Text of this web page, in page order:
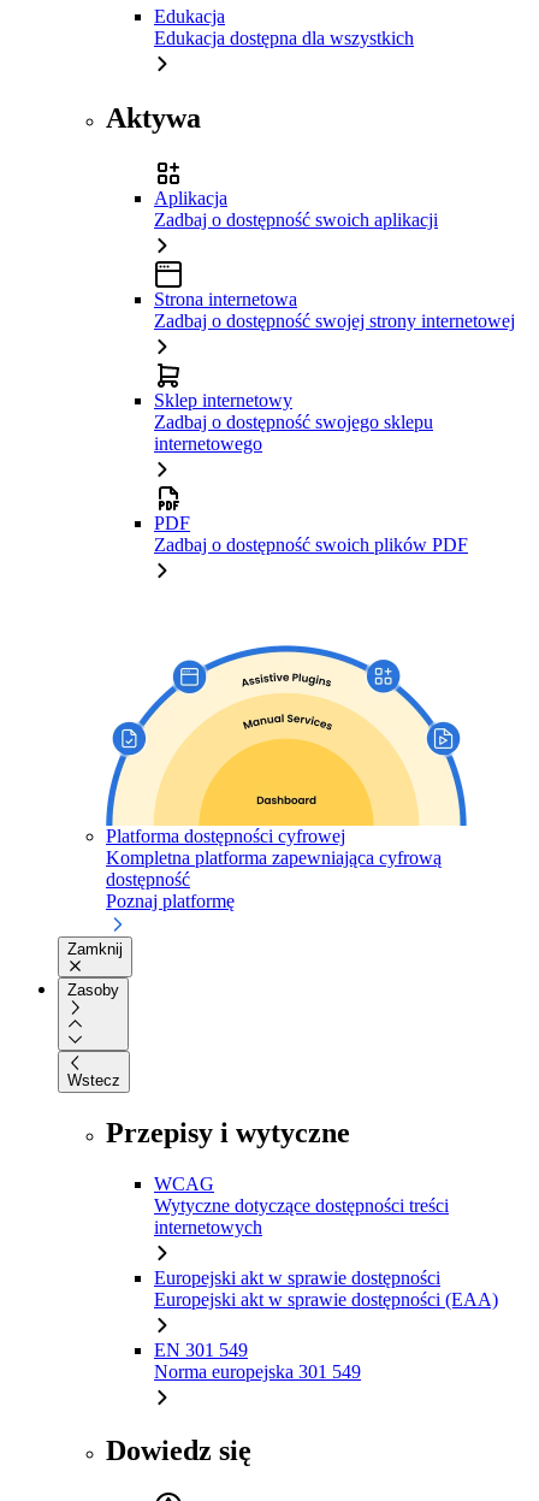
Edukacja
Edukacja dostępna dla wszystkich
Aktywa
Aplikacja
Zadbaj o dostępność swoich aplikacji
Strona internetowa
Zadbaj o dostępność swojej strony internetowej
Sklep internetowy
Zadbaj o dostępność swojego sklepu
internetowego
PDF
Zadbaj o dostępność swoich plików PDF
Platforma dostępności cyfrowej
Kompletna platforma zapewniająca cyfrową
dostępność
Poznaj platformę
Zamknij
Zasoby
Wstecz
Przepisy i wytyczne
WCAG
Wytyczne dotyczące dostępności treści
internetowych
Europejski akt w sprawie dostępności
Europejski akt w sprawie dostępności (EAA)
EN 301 549
Norma europejska 301 549
Dowiedz się